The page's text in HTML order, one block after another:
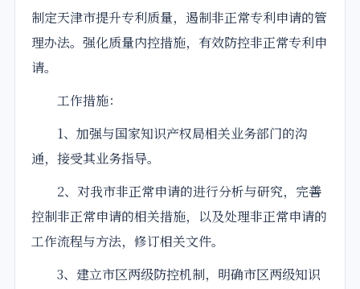
制定天津市提升专利质量，遏制非正常专利申请的管
理办法。强化质量内控措施，有效防控非正常专利申
请。
工作措施：
1、加强与国家知识产权局相关业务部门的沟
通，接受其业务指导。
2、对我市非正常申请的进行分析与研究，完善
控制非正常申请的相关措施，以及处理非正常申请的
工作流程与方法，修订相关文件。
3、建立市区两级防控机制，明确市区两级知识